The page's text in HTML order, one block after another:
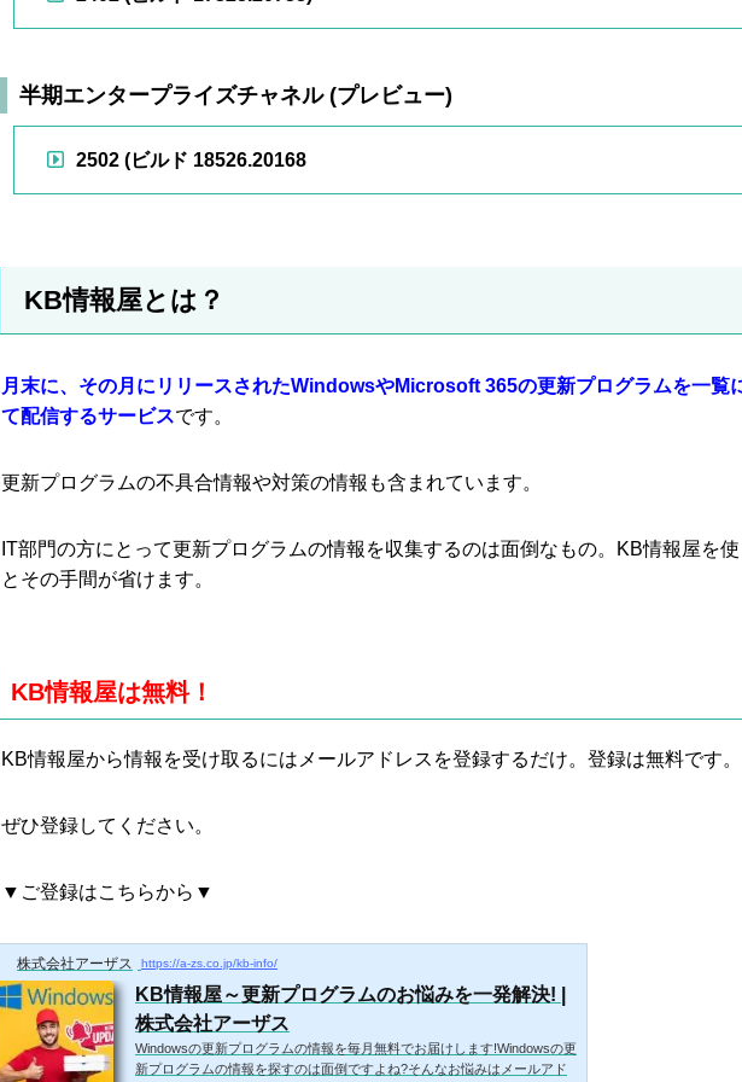
半期エンタープライズチャネル (プレビュー)
2502 (ビルド 18526.20168
KB情報屋とは？
月末に、その月にリリースされたWindowsやMicrosoft 365の更新プログラムを一覧
て配信するサービスです。
更新プログラムの不具合情報や対策の情報も含まれています。
IT部門の方にとって更新プログラムの情報を収集するのは面倒なもの。KB情報屋を
とその手間が省けます。
KB情報屋は無料！
KB情報屋から情報を受け取るにはメールアドレスを登録するだけ。登録は無料です。
ぜひ登録してください。
▼ご登録はこちらから▼
株式会社アーザス https://a-zs.co.jp/kb-info/
KB情報屋～更新プログラムのお悩みを一発解決! |
株式会社アーザス
Windowsの更新プログラムの情報を毎月無料でお届けします!Windowsの更
新プログラムの情報を探すのは面倒ですよね?そんなお悩みはメールアド